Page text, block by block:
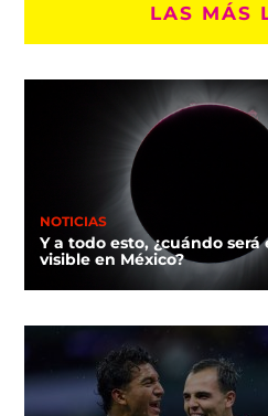
LAS MÁS
NOTICIAS
Y a todo esto, ¿cuándo
visible en México?